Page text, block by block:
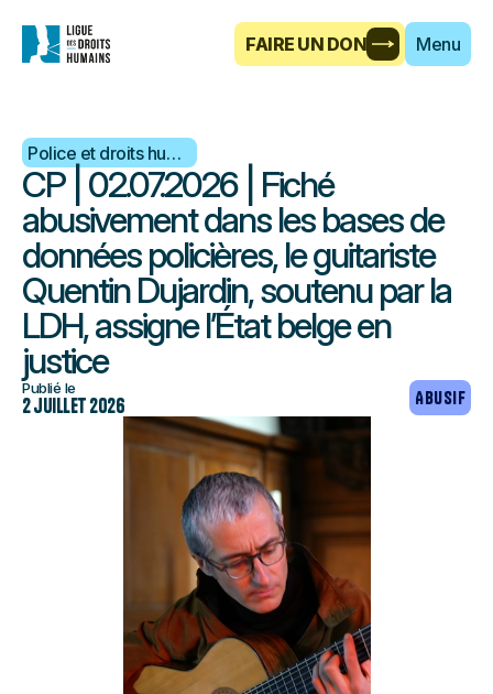
FAIRE UN DON Menu
Police et droits humains
CP | 02.07.2026 | Fiché
abusivement dans les bases de
données policières, le guitariste
Quentin Dujardin, soutenu par la
LDH, assigne l’État belge en
justice
Publié le
2 juillet 2026 ABUSIF